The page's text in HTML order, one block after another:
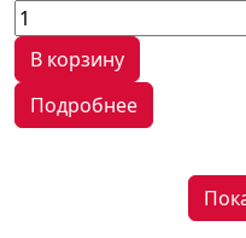
В корзину
Подробнее